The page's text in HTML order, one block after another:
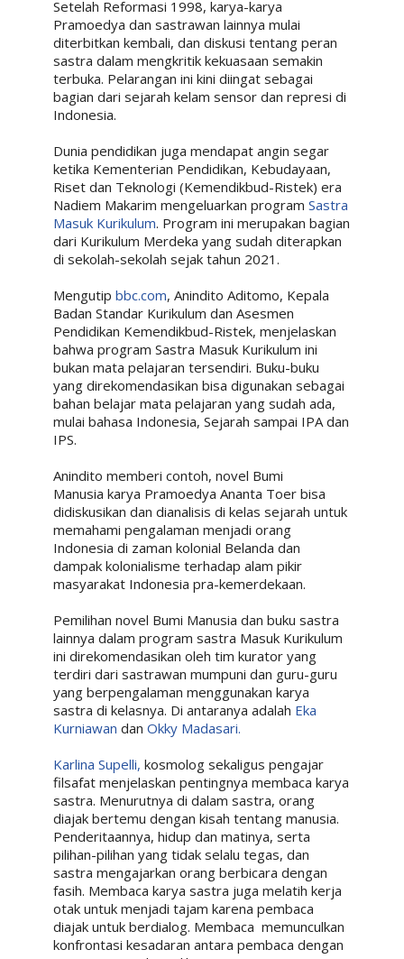
Setelah Reformasi 1998, karya-karya
Pramoedya dan sastrawan lainnya mulai
diterbitkan kembali, dan diskusi tentang peran
sastra dalam mengkritik kekuasaan semakin
terbuka. Pelarangan ini kini diingat sebagai
bagian dari sejarah kelam sensor dan represi di
Indonesia.
Dunia pendidikan juga mendapat angin segar
ketika Kementerian Pendidikan, Kebudayaan,
Riset dan Teknologi (Kemendikbud-Ristek) era
Nadiem Makarim mengeluarkan program Sastra
Masuk Kurikulum. Program ini merupakan bagian
dari Kurikulum Merdeka yang sudah diterapkan
di sekolah-sekolah sejak tahun 2021.
Mengutip bbc.com, Anindito Aditomo, Kepala
Badan Standar Kurikulum dan Asesmen
Pendidikan Kemendikbud-Ristek, menjelaskan
bahwa program Sastra Masuk Kurikulum ini
bukan mata pelajaran tersendiri. Buku-buku
yang direkomendasikan bisa digunakan sebagai
bahan belajar mata pelajaran yang sudah ada,
mulai bahasa Indonesia, Sejarah sampai IPA dan
IPS.
Anindito memberi contoh, novel Bumi
Manusia karya Pramoedya Ananta Toer bisa
didiskusikan dan dianalisis di kelas sejarah untuk
memahami pengalaman menjadi orang
Indonesia di zaman kolonial Belanda dan
dampak kolonialisme terhadap alam pikir
masyarakat Indonesia pra-kemerdekaan.
Pemilihan novel Bumi Manusia dan buku sastra
lainnya dalam program sastra Masuk Kurikulum
ini direkomendasikan oleh tim kurator yang
terdiri dari sastrawan mumpuni dan guru-guru
yang berpengalaman menggunakan karya
sastra di kelasnya. Di antaranya adalah Eka
Kurniawan dan Okky Madasari.
Karlina Supelli, kosmolog sekaligus pengajar
filsafat menjelaskan pentingnya membaca karya
sastra. Menurutnya di dalam sastra, orang
diajak bertemu dengan kisah tentang manusia.
Penderitaannya, hidup dan matinya, serta
pilihan-pilihan yang tidak selalu tegas, dan
sastra mengajarkan orang berbicara dengan
fasih. Membaca karya sastra juga melatih kerja
otak untuk menjadi tajam karena pembaca
diajak untuk berdialog. Membaca memunculkan
konfrontasi kesadaran antara pembaca dengan